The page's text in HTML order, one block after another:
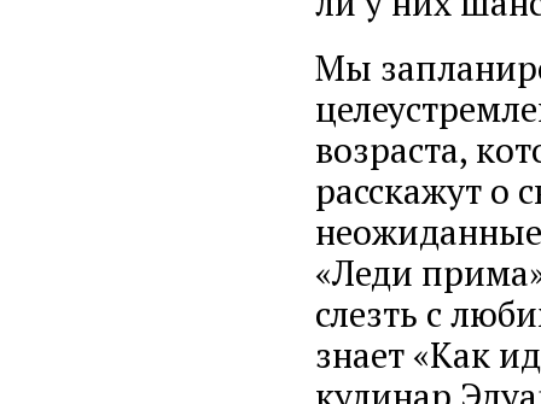
Мы
возраста,
расскажут о
«Леди
слезть с
знает «Как